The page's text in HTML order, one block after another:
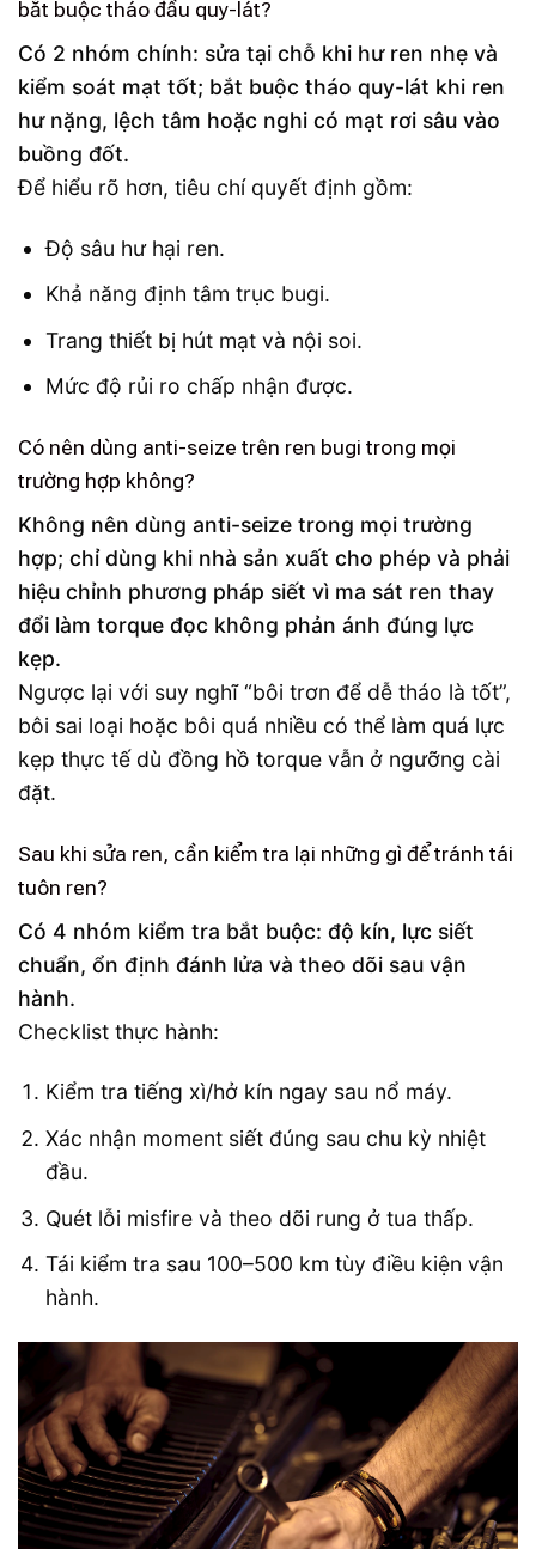
bắt buộc tháo đầu quy-lát?
Có 2 nhóm chính: sửa tại chỗ khi hư ren nhẹ và
kiểm soát mạt tốt; bắt buộc tháo quy-lát khi ren
hư nặng, lệch tâm hoặc nghi có mạt rơi sâu vào
buồng đốt.
Để hiểu rõ hơn, tiêu chí quyết định gồm:
Độ sâu hư hại ren.
Khả năng định tâm trục bugi.
Trang thiết bị hút mạt và nội soi.
Mức độ rủi ro chấp nhận được.
Có nên dùng anti-seize trên ren bugi trong mọi
trường hợp không?
Không nên dùng anti-seize trong mọi trường
hợp; chỉ dùng khi nhà sản xuất cho phép và phải
hiệu chỉnh phương pháp siết vì ma sát ren thay
đổi làm torque đọc không phản ánh đúng lực
kẹp.
Ngược lại với suy nghĩ “bôi trơn để dễ tháo là tốt”,
bôi sai loại hoặc bôi quá nhiều có thể làm quá lực
kẹp thực tế dù đồng hồ torque vẫn ở ngưỡng cài
đặt.
Sau khi sửa ren, cần kiểm tra lại những gì để tránh tái
tuôn ren?
Có 4 nhóm kiểm tra bắt buộc: độ kín, lực siết
chuẩn, ổn định đánh lửa và theo dõi sau vận
hành.
Checklist thực hành:
Kiểm tra tiếng xì/hở kín ngay sau nổ máy.
Xác nhận moment siết đúng sau chu kỳ nhiệt
đầu.
Quét lỗi misfire và theo dõi rung ở tua thấp.
Tái kiểm tra sau 100–500 km tùy điều kiện vận
hành.